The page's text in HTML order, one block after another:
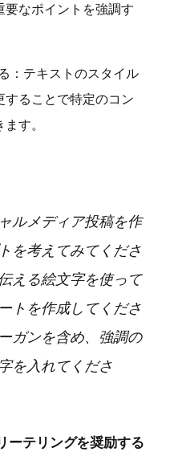
要なポイントを強調す
：テキストのスタイル
することで特定のコン
す。
ルメディア投稿を作
を考えてみてくださ
える絵文字を使って
トを作成してくださ
ガンを含め、強調の
を入れてくださ
ーテリングを奨励する